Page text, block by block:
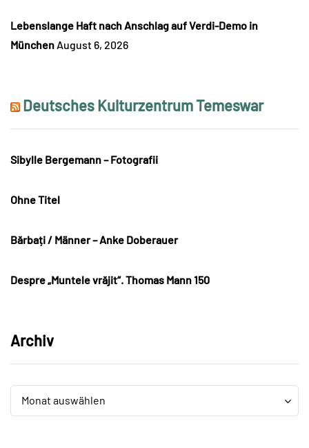
Lebenslange Haft nach Anschlag auf Verdi-Demo in
München August 6, 2026
Deutsches Kulturzentrum Temeswar
Sibylle Bergemann – Fotografii
Ohne Titel
Bărbați / Männer – Anke Doberauer
Despre „Muntele vrăjit“. Thomas Mann 150
Archiv
Archiv
Monat auswählen
Archiv